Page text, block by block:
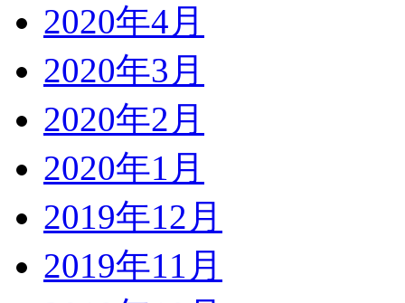
2020年4月
2020年3月
2020年2月
2020年1月
2019年12月
2019年11月